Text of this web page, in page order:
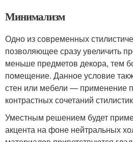
Минимализм
Одно из современных
позволяющее сразу увеличить
меньше предметов декора, тем
помещение. Данное условие
стен или мебели — применение
контрастных сочетаний
Уместным решением будет
акцента на фоне нейтральных